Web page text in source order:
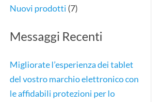
Nuovi prodotti (7)
Messaggi Recenti
Migliorate l’esperienza dei tablet
del vostro marchio elettronico con
le affidabili protezioni per lo